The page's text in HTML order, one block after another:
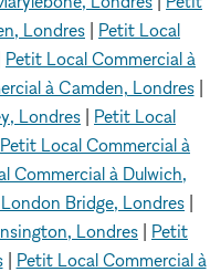
Londres
Petit Local
Petit Local Commercial à
à Camden, Londres|
Londres
Petit Local
Petit Local Commercial à
Commercial à Dulwich,
Bridge, Londres
Londres
Petit
| Petit Local Commercial à